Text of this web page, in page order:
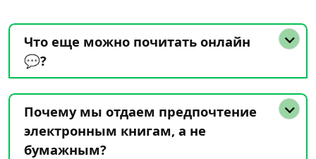
Что еще можно почитать онлайн
💬?
Почему мы отдаем предпочтение
электронным книгам, а не
бумажным?